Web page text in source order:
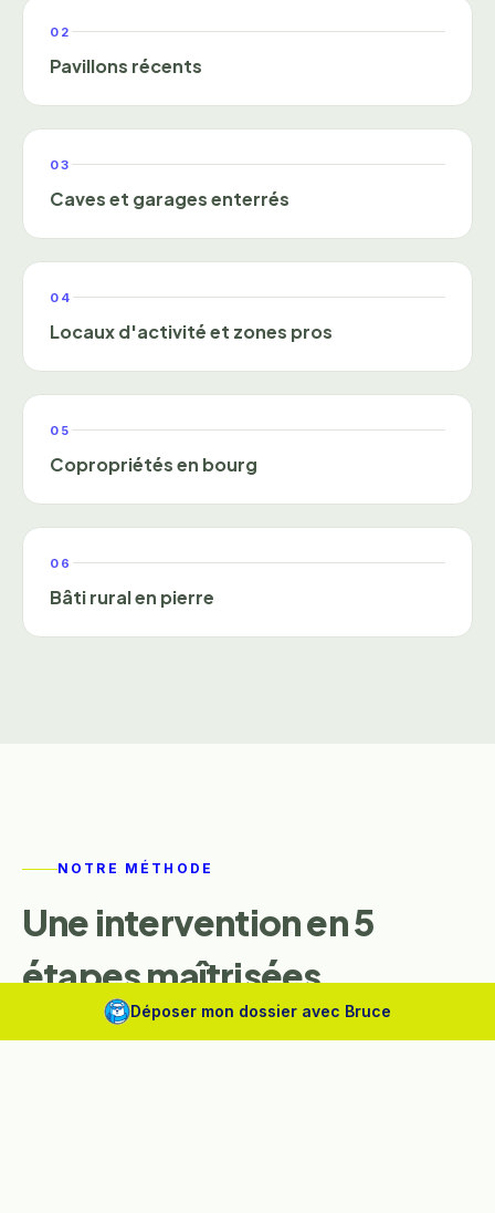
Déposer mon dossier avec Bruce
02
Pavillons récents
03
Caves et garages enterrés
04
Locaux d'activité et zones pros
05
Copropriétés en bourg
06
Bâti rural en pierre
NOTRE MÉTHODE
Une intervention en 5
étapes maîtrisées
Chaque décision repose sur des mesures, du